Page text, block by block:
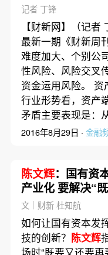
记者 丁锋
【财新网】（记
最新一期《财新周
难度加大、个别公
性风险、风险交叉
资金运用风险。 资
行业形势看，资产
矛盾主要表现是
2016年8月29日 · 金融
陈文辉：国有资
产业化 要解决“
要”问题
文｜财新 杜知航
如何让国有资本发
技的创新？ 陈文辉
场时“既要又还要